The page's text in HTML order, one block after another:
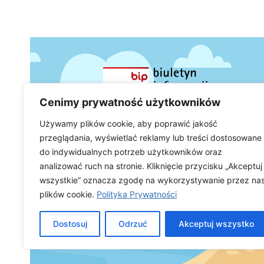
Cenimy prywatność użytkowników
Używamy plików cookie, aby poprawić jakość
przeglądania, wyświetlać reklamy lub treści dostosowane
do indywidualnych potrzeb użytkowników oraz
analizować ruch na stronie. Kliknięcie przycisku „Akceptuj
wszystkie” oznacza zgodę na wykorzystywanie przez
plików cookie. Polityka Prywatności
Dostosuj Odrzuć Akceptuj wszystko